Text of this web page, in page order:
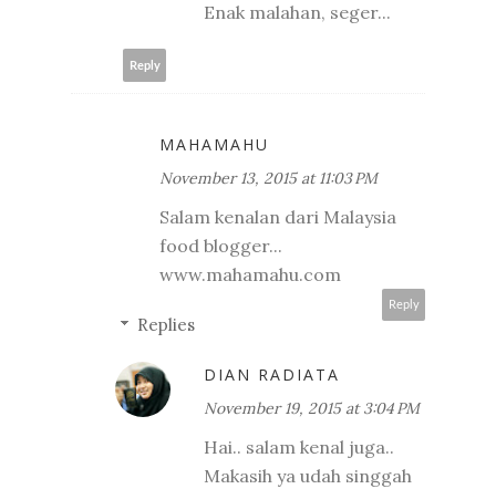
Enak malahan, seger...
Reply
MAHAMAHU
November 13, 2015 at 11:03 PM
Salam kenalan dari Malaysia
food blogger...
www.mahamahu.com
Reply
Replies
DIAN RADIATA
November 19, 2015 at 3:04 PM
Hai.. salam kenal juga..
Makasih ya udah singgah